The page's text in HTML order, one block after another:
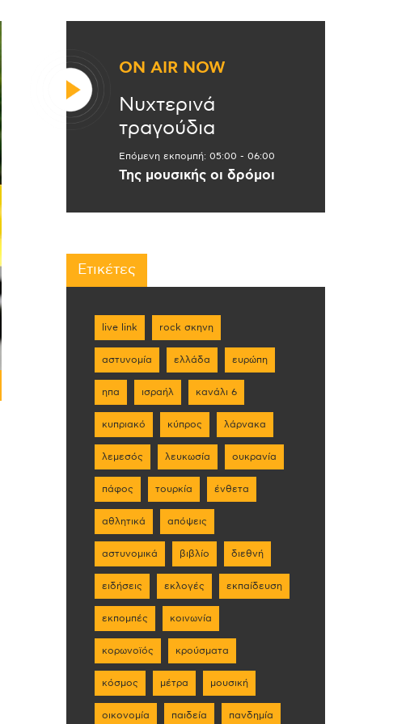
ON AIR NOW
Νυχτερινά
τραγούδια
Επόμενη εκπομπή: 05:00 - 06:00
Της μουσικής οι δρόμοι
Ετικέτες
live link rock σκηνη
αστυνομία ελλάδα ευρώπη
ηπα ισραήλ κανάλι 6
κυπριακό κύπρος λάρνακα
λεμεσός λευκωσία ουκρανία
πάφος τουρκία ένθετα
αθλητικά απόψεις
αστυνομικά βιβλίο διεθνή
ειδήσεις εκλογές εκπαίδευση
εκπομπές κοινωνία
κορωνοϊός κρούσματα
κόσμος μέτρα μουσική
οικονομία παιδεία πανδημία